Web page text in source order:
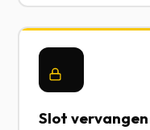
Slot vervangen